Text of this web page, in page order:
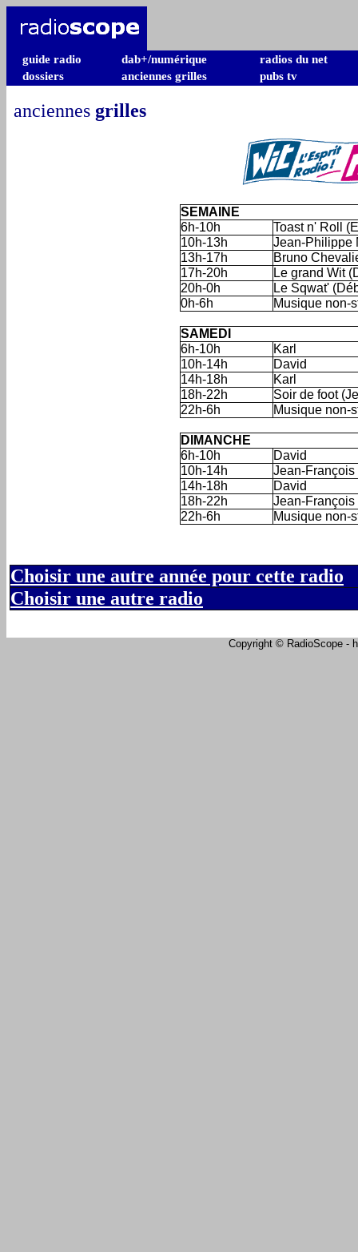
guide radio dab+/numérique
radios du net
dossiers
anciennes grilles pubs tv
anciennes grilles
SEMAINE
6h-10h
Toast n' Roll
10h-13h
Jean-Philippe
13h-17h
Bruno
17h-20h
Le grand Wit
20h-0h
Le Sqwat'
0h-6h
Musique non-
SAMEDI
6h-10h
Karl
10h-14h
David
14h-18h
Karl
18h-22h
Soir de foot
22h-6h
Musique non-
DIMANCHE
6h-10h
David
10h-14h
Jean-François
14h-18h
David
18h-22h
Jean-François
22h-6h
Musique non-
Choisir une autre année pour cette radio
Choisir une autre radio
Copyright © RadioScope -